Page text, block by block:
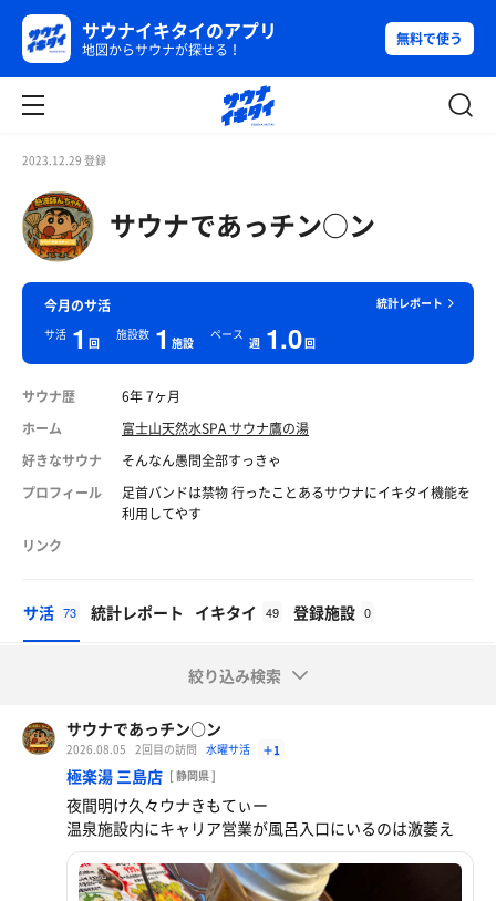
サウナイキタイのアプリ
地図からサウナが探せる！
無料で使う
2023.12.29 登録
サウナであっチン○ン
統計レポート
今月のサ活
サ活 1 回
施設数 1 施設
ペース
週 1.0回
サウナ歴
6年 7ヶ月
ホーム
富士山天然水SPA サウナ鷹の湯
好きなサウナ
そんなん愚問全部すっきゃ
プロフィール
足首バンドは禁物 行ったことあるサウナにイキタイ機能を
利用してやす
リンク
サ活 73 統計レポート イキタイ 49 登録施設 0
絞り込み検索
サウナであっチン○ン
2026.08.05 2回目の訪問 水曜サ活 ＋1
極楽湯 三島店 [ 静岡県 ]
夜間明け久々ウナきもてぃー
温泉施設内にキャリア営業が風呂入口にいるのは激萎え